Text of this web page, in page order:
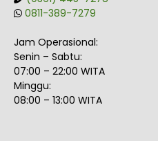
0811-389-7279
Jam Operasional:
Senin – Sabtu:
07:00 – 22:00 WITA
Minggu:
08:00 – 13:00 WITA